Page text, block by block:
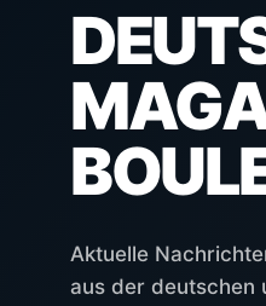
Aktuelle
aus der deutschen